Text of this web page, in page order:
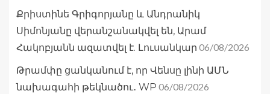
Քրիստինե Գրիգորյանը և Անդրանիկ
Սիմոնյանը վերանշանակվել են, Արամ
Հակոբյանն ազատվել է. Լուսանկար 06/08/2026
Թրամփը ցանկանում է, որ Վենսը լինի ԱՄՆ
նախագահի թեկնածու․ WP 06/08/2026